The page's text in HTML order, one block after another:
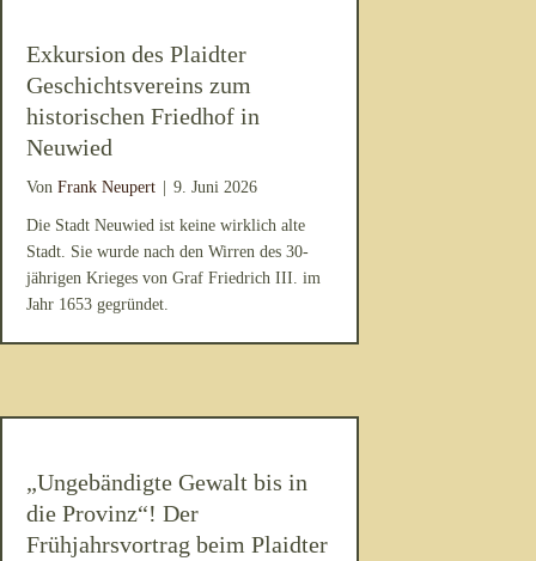
Exkursion des Plaidter
Geschichtsvereins zum
historischen Friedhof in
Neuwied
Von Frank Neupert 9. Juni 2026
Die Stadt Neuwied ist keine wirklich alte
Stadt. Sie wurde nach den Wirren des 30-
jährigen Krieges von Graf Friedrich III. im
Jahr 1653 gegründet.
„Ungebändigte Gewalt bis in
die Provinz“! Der
Frühjahrsvortrag beim Plaidter